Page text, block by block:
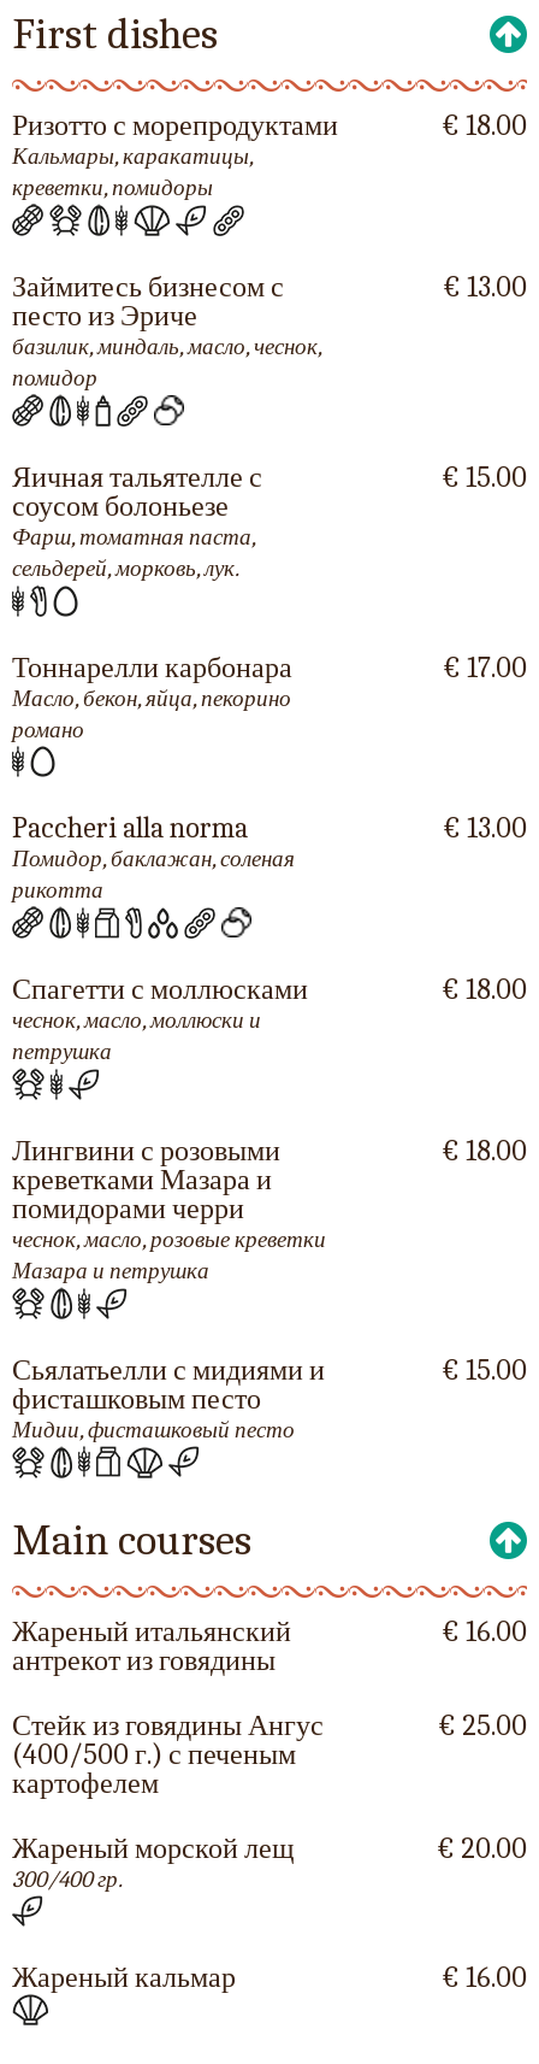
First dishes
Ризотто с морепродуктами
Кальмары, каракатицы,
креветки, помидоры
€ 18.00
Займитесь бизнесом с
песто из Эриче
базилик, миндаль, масло, чеснок,
помидор
€ 13.00
Яичная тальятелле с
соусом болоньезе
Фарш, томатная паста,
сельдерей, морковь, лук.
€ 15.00
Тоннарелли карбонара
Масло, бекон, яйца, пекорино
романо
€ 17.00
Paccheri alla norma
Помидор, баклажан, соленая
рикотта
€ 13.00
Спагетти с моллюсками
чеснок, масло, моллюски и
петрушка
€ 18.00
Лингвини с розовыми
креветками Мазара и
помидорами черри
чеснок, масло, розовые креветки
Мазара и петрушка
€ 18.00
Сьялатьелли с мидиями и
фисташковым песто
Мидии, фисташковый песто
€ 15.00
Main courses
Жареный итальянский
антрекот из говядины
€ 16.00
Стейк из говядины Ангус
(400/500 г.) с печеным
картофелем
€ 25.00
Жареный морской лещ
300/400 гр.
€ 20.00
Жареный кальмар € 16.00